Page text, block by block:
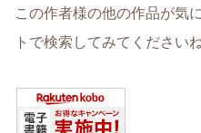
この作者様の他の作品が気
トで検索してみてくださいね